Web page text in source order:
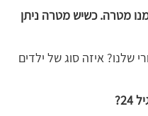
מטרה. כשיש מטרה ניתן
שלנו? איזה סוג של ילדים